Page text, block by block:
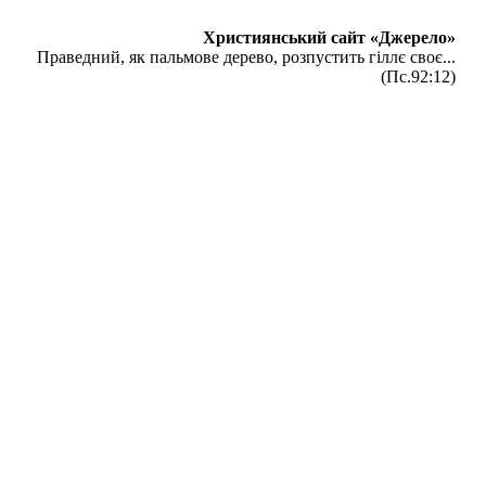
Християнський сайт «Джерело»
Праведний, як пальмове дерево, розпустить гіллє своє...
(Пс.92:12)